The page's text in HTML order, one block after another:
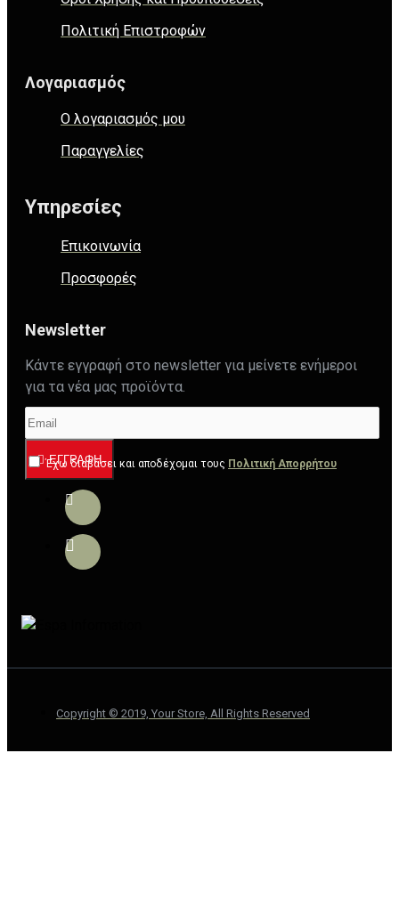
Πολιτική Επιστροφών
Λογαριασμός
Ο λογαριασμός μου
Παραγγελίες
Υπηρεσίες
Επικοινωνία
Προσφορές
Newsletter
Κάντε εγγραφή στο newsletter για μείνετε ενήμεροι
για τα νέα μας προϊόντα.
ΕΓΓΡΑΦΉ
Έχω διαβάσει και αποδέχομαι τους Πολιτική Απορρήτου
Copyright © 2019, Your Store, All Rights Reserved